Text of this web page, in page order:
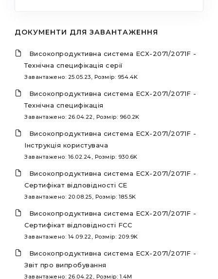
ДОКУМЕНТИ ДЛЯ ЗАВАНТАЖЕННЯ
Високопродуктивна система ECX-2071/2071F -
Технічна специфікація серії
Завантажено: 25.05.23, Розмір: 954.4K
Високопродуктивна система ECX-2071/2071F -
Технічна специфікація
Завантажено: 26.04.22, Розмір: 960.2K
Високопродуктивна система ECX-2071/2071F -
Інструкція користувача
Завантажено: 16.02.24, Розмір: 930.6K
Високопродуктивна система ECX-2071/2071F -
Сертифікат відповідності CE
Завантажено: 20.08.25, Розмір: 185.5K
Високопродуктивна система ECX-2071/2071F -
Сертифікат відповідності FCC
Завантажено: 14.09.22, Розмір: 209.9K
Високопродуктивна система ECX-2071/2071F -
Звіт про випробування
Завантажено: 26.04.22, Розмір: 1.4M